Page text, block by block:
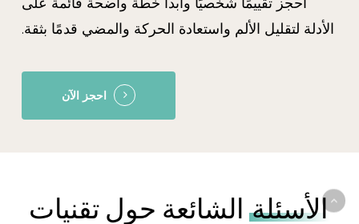
الأدلة لتقليل الألم واستعادة الحركة والمضي قدمًا بثقة.
احجز الآن
الأسئلة الشائعة حول تقنيات